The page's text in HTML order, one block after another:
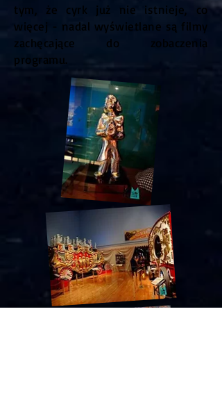
tym, że cyrk już nie istnieje, co
więcej - nadal wyświetlane są filmy
zachęcające do zobaczenia
programu.